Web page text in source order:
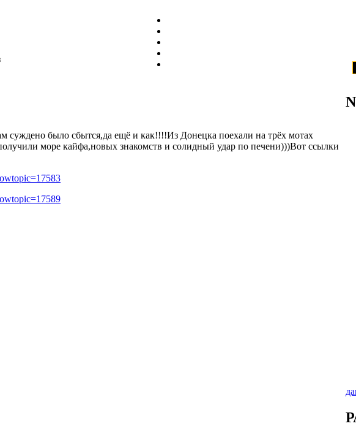
суждено было сбытся,да ещё и как!!!!Из Донецка поехали на трёх мотах
море кайфа,новых знакомств и солидный удар по печени)))Вот ссылки